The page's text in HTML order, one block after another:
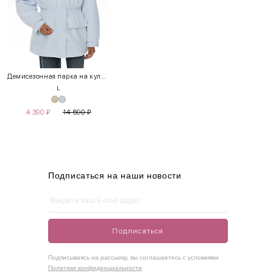
Демисезонная парка на кулиске
L
4 390 ₽ 14 590₽
INT
40-42
42-50
Как правильно себя обмерить
Подписаться на наши новости
Подписаться
Подписываясь на рассылку, вы соглашаетесь с условиями
Политики конфиденциальности